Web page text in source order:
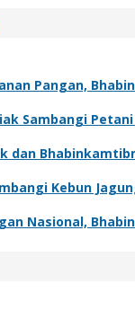
Pangan,
Sambangi
dan
Kebun
Nasional,